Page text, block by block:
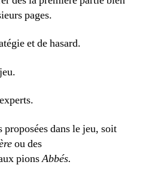
pages.
et de hasard.
dans le jeu, soit
ou des
pionsAbbés.